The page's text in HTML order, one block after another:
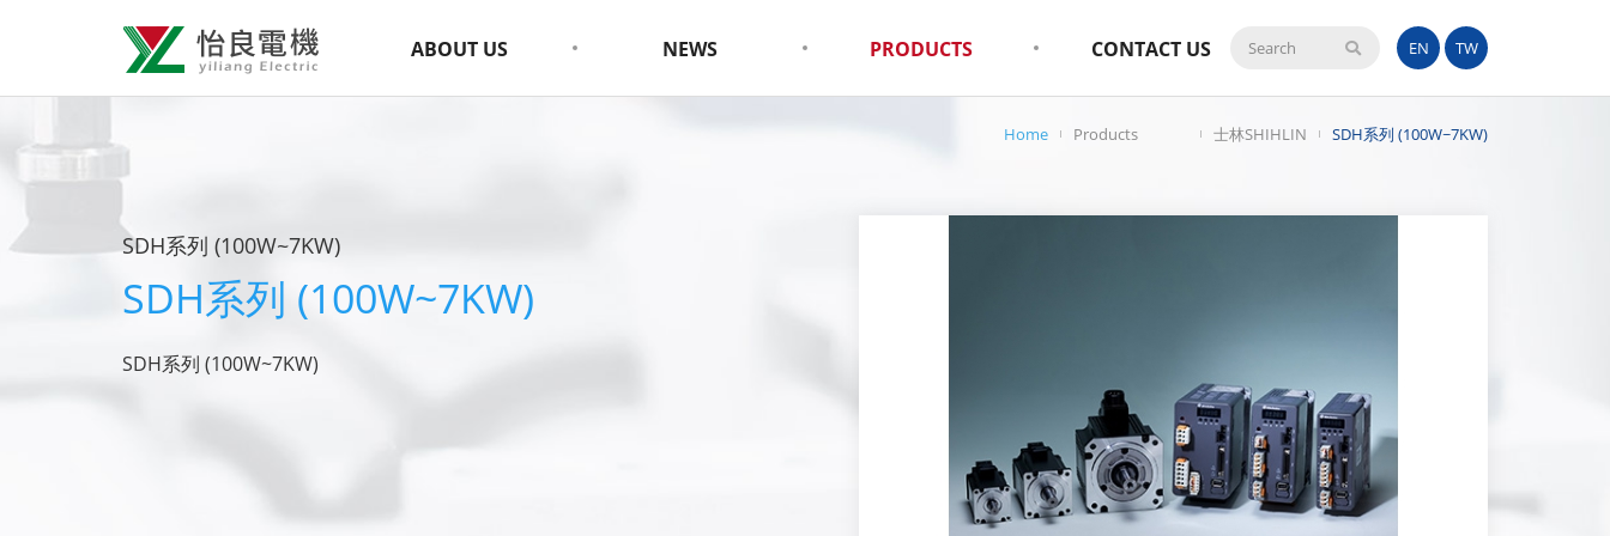
怡
良
機
有
限
公
司
EN TW
Search
站
ABOUT US NEWS PRODUCTS CONTACT US
SDH系列 (100W~7KW)
SDH系列 (100W~7KW)
SDH系列 (100W~7KW)
Home Products 士林SHIHLIN SDH系列 (100W~7KW)